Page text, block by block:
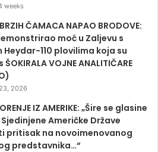
weeks
BRZIH ČAMACA NAPAO BRODOVE:
moć u Zaljevu s
Heydar-110 plovilima koja su
VOJNE ANALITIČARE
2026
IZ AMERIKE: „Šire se glasine
Američke Države
pritisak na novoimenovanog
predstavnika…“